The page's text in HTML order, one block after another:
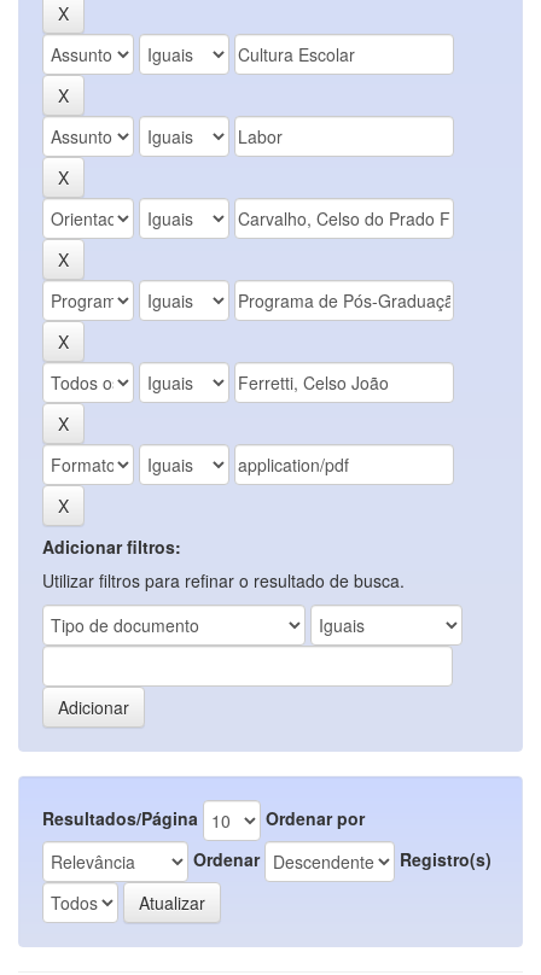
Adicionar filtros:
Utilizar filtros para refinar o resultado de busca.
Resultados/Página
Ordenar por
Ordenar
Registro(s)